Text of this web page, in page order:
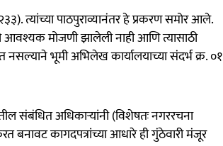
त्यांच्या पाठपुराव्यानंतर हे प्रकरण समोर आले.
आवश्यक मोजणी झालेली नाही आणि त्यासाठी
नसल्याने भूमी अभिलेख कार्यालयाच्या संदर्भ क्र. ०१
संबंधित अधिकाऱ्यांनी (विशेषतः नगररचना
कागदपत्रांच्या आधारे ही गुंठेवारी मंजूर